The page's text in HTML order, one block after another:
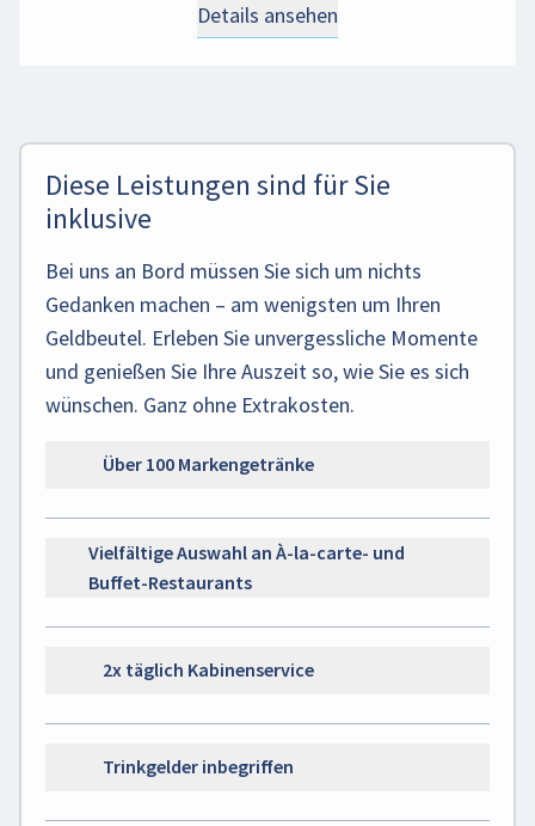
Details ansehen
Diese Leistungen sind für Sie
inklusive
Bei uns an Bord müssen Sie sich um nichts
Gedanken machen – am wenigsten um Ihren
Geldbeutel. Erleben Sie unvergessliche Momente
und genießen Sie Ihre Auszeit so, wie Sie es sich
wünschen. Ganz ohne Extrakosten.
Über 100 Markengetränke
Vielfältige Auswahl an À-la-carte- und
Buffet-Restaurants
2x täglich Kabinenservice
Trinkgelder inbegriffen